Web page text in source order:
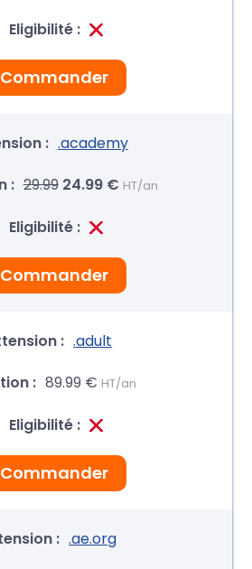
Commander
.academy
29.99 24.99 € HT/an
Commander
.adult
89.99 € HT/an
Commander
.ae.org